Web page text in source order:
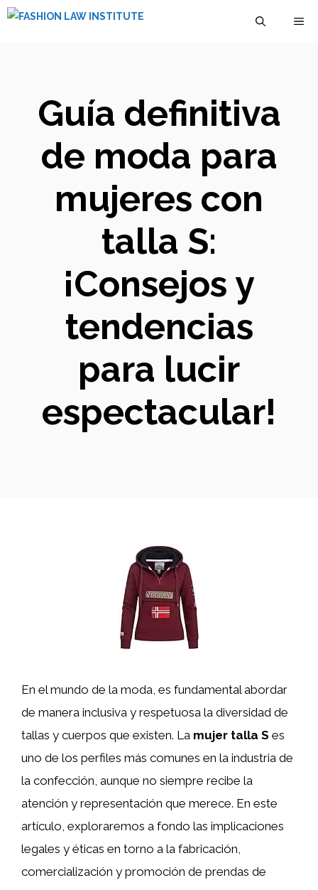
Saltar
Guía definitiva
de moda para
mujeres con
talla S:
¡Consejos y
tendencias
para lucir
espectacular!
En el mundo de la moda, es fundamental abordar
de manera inclusiva y respetuosa la diversidad de
tallas y cuerpos que existen. La mujer talla S es
uno de los perfiles más comunes en la industria de
la confección, aunque no siempre recibe la
atención y representación que merece. En este
artículo, exploraremos a fondo las implicaciones
legales y éticas en torno a la fabricación,
comercialización y promoción de prendas de